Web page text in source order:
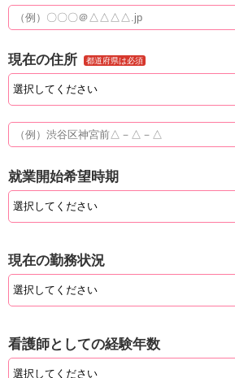
現在の住所 都道府県は必須
就業開始希望時期
現在の勤務状況
看護師としての経験年数